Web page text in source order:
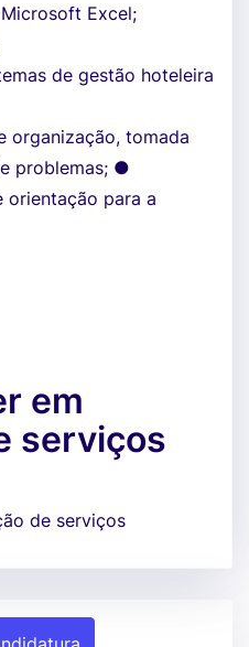
Excel;
de gestão hoteleira
organização, tomada
problemas; ●
orientação para a
em
serviços
de serviços